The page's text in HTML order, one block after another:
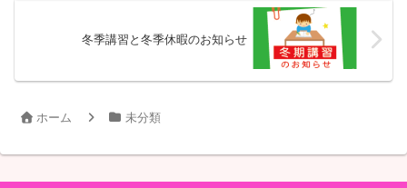
冬季講習と冬季休暇のお知らせ
ホーム 未分類